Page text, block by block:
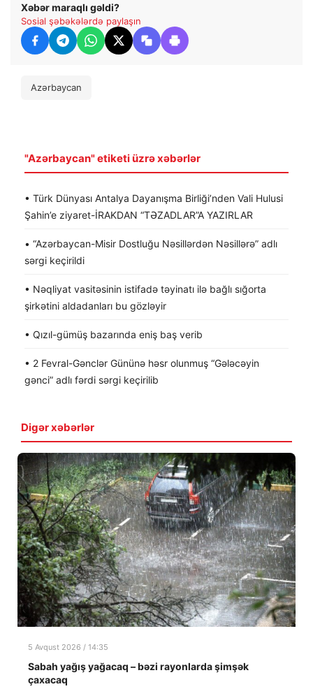
Xəbər maraqlı gəldi?
Sosial şəbəkələrdə paylaşın
Azərbaycan
"Azərbaycan" etiketi üzrə xəbərlər
• Türk Dünyası Antalya Dayanışma Birliği’nden Vali Hulusi
Şahin’e ziyaret-İRAKDAN “TƏZADLAR”A YAZIRLAR
• “Azərbaycan-Misir Dostluğu Nəsillərdən Nəsillərə” adlı
sərgi keçirildi
• Nəqliyat vasitəsinin istifadə təyinatı ilə bağlı sığorta
şirkətini aldadanları bu gözləyir
• Qızıl-gümüş bazarında eniş baş verib
• 2 Fevral-Gənclər Gününə həsr olunmuş “Gələcəyin
gənci” adlı fərdi sərgi keçirilib
Digər xəbərlər
5 Avqust 2026 / 14:35
Sabah yağış yağacaq – bəzi rayonlarda şimşək
çaxacaq